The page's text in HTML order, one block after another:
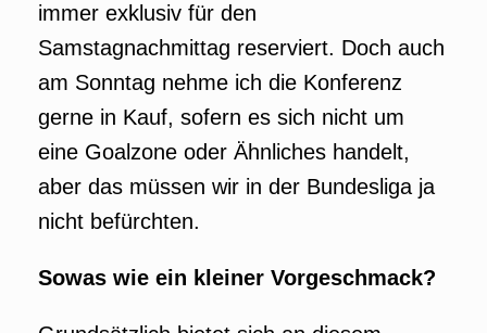
immer exklusiv für den
Samstagnachmittag reserviert. Doch auch
am Sonntag nehme ich die Konferenz
gerne in Kauf, sofern es sich nicht um
eine Goalzone oder Ähnliches handelt,
aber das müssen wir in der Bundesliga ja
nicht befürchten.
Sowas wie ein kleiner Vorgeschmack?